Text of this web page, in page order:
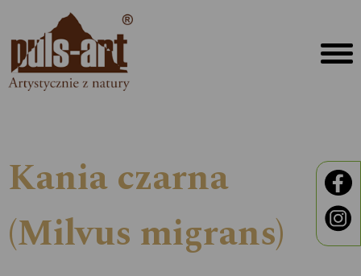
Kania czarna
(Milvus migrans)